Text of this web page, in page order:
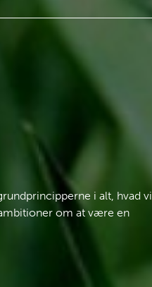
i alt, hvad vi
om at være en